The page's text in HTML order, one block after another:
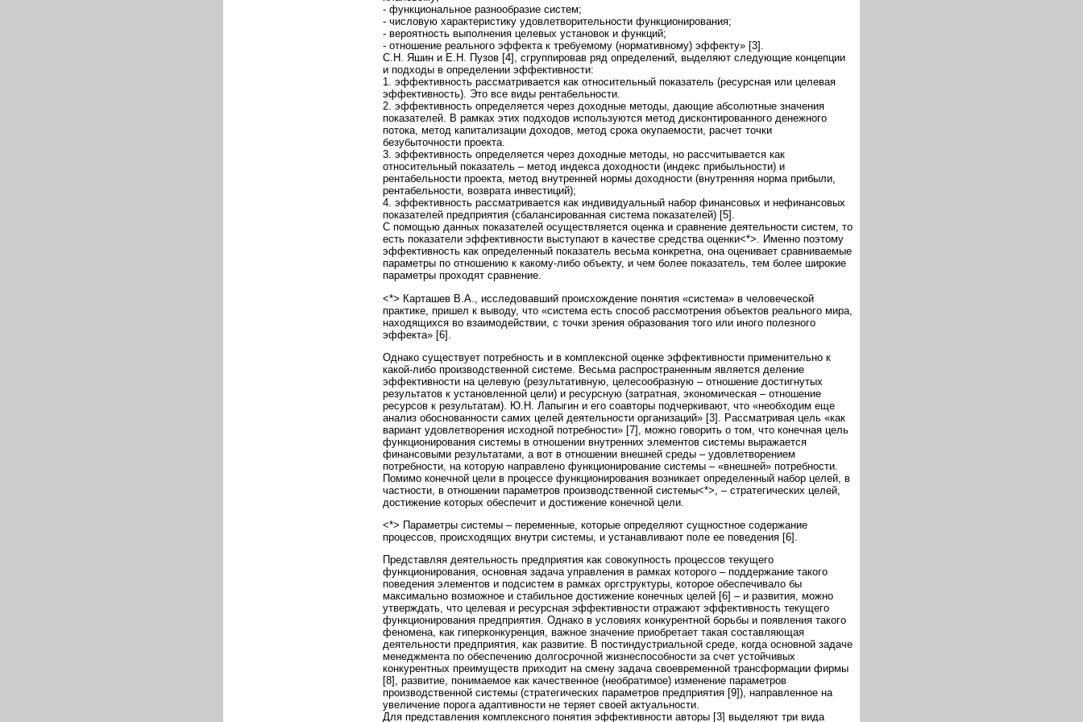
- функциональное разнообразие систем;
- числовую характеристику удовлетворительности функционирования;
- вероятность выполнения целевых установок и функций;
- отношение реального эффекта к требуемому (нормативному) эффекту» [3].
С.Н. Яшин и Е.Н. Пузов [4], сгруппировав ряд определений, выделяют следующие концепции
и подходы в определении эффективности:
1. эффективность рассматривается как относительный показатель (ресурсная или целевая
эффективность). Это все виды рентабельности.
2. эффективность определяется через доходные методы, дающие абсолютные значения
показателей. В рамках этих подходов используются метод дисконтированного денежного
потока, метод капитализации доходов, метод срока окупаемости, расчет точки
безубыточности проекта.
3. эффективность определяется через доходные методы, но рассчитывается как
относительный показатель – метод индекса доходности (индекс прибыльности) и
рентабельности проекта, метод внутренней нормы доходности (внутренняя норма прибыли,
рентабельности, возврата инвестиций);
4. эффективность рассматривается как индивидуальный набор финансовых и нефинансовых
показателей предприятия (сбалансированная система показателей) [5].
С помощью данных показателей осуществляется оценка и сравнение деятельности систем, то
есть показатели эффективности выступают в качестве средства оценки<*>. Именно поэтому
эффективность как определенный показатель весьма конкретна, она оценивает сравниваемые
параметры по отношению к какому-либо объекту, и чем более показатель, тем более широкие
параметры проходят сравнение.
<*> Карташев В.А., исследовавший происхождение понятия «система» в человеческой
практике, пришел к выводу, что «система есть способ рассмотрения объектов реального мира,
находящихся во взаимодействии, с точки зрения образования того или иного полезного
эффекта» [6].
Однако существует потребность и в комплексной оценке эффективности применительно к
какой-либо производственной системе. Весьма распространенным является деление
эффективности на целевую (результативную, целесообразную – отношение достигнутых
результатов к установленной цели) и ресурсную (затратная, экономическая – отношение
ресурсов к результатам). Ю.Н. Лапыгин и его соавторы подчеркивают, что «необходим еще
анализ обоснованности самих целей деятельности организаций» [3]. Рассматривая цель «как
вариант удовлетворения исходной потребности» [7], можно говорить о том, что конечная цель
функционирования системы в отношении внутренних элементов системы выражается
финансовыми результатами, а вот в отношении внешней среды – удовлетворением
потребности, на которую направлено функционирование системы – «внешней» потребности.
Помимо конечной цели в процессе функционирования возникает определенный набор целей, в
частности, в отношении параметров производственной системы<*>, – стратегических целей,
достижение которых обеспечит и достижение конечной цели.
<*> Параметры системы – переменные, которые определяют сущностное содержание
процессов, происходящих внутри системы, и устанавливают поле ее поведения [6].
Представляя деятельность предприятия как совокупность процессов текущего
функционирования, основная задача управления в рамках которого – поддержание такого
поведения элементов и подсистем в рамках оргструктуры, которое обеспечивало бы
максимально возможное и стабильное достижение конечных целей [6] – и развития, можно
утверждать, что целевая и ресурсная эффективности отражают эффективность текущего
функционирования предприятия. Однако в условиях конкурентной борьбы и появления такого
феномена, как гиперконкуренция, важное значение приобретает такая составляющая
деятельности предприятия, как развитие. В постиндустриальной среде, когда основной задаче
менеджмента по обеспечению долгосрочной жизнеспособности за счет устойчивых
конкурентных преимуществ приходит на смену задача своевременной трансформации фирмы
[8], развитие, понимаемое как качественное (необратимое) изменение параметров
производственной системы (стратегических параметров предприятия [9]), направленное на
увеличение порога адаптивности не теряет своей актуальности.
Для представления комплексного понятия эффективности авторы [3] выделяют три вида